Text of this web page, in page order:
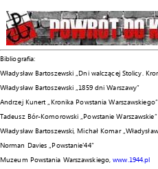
Bibliografia:
Władysław Bartoszewski „Dni walczącej Stolicy.
Władysław Bartoszewski „1859 dni Warszawy”
Andrzej Kunert „Kronika Powstania Warszawskiego”
Tadeusz Bór-Komorowski „Powstanie Warszawskie”
Władysław Bartoszewski, Michał Komar
Norman Davies „Powstanie'44”
Muzeum Powstania Warszawskiego,www.1944.pl